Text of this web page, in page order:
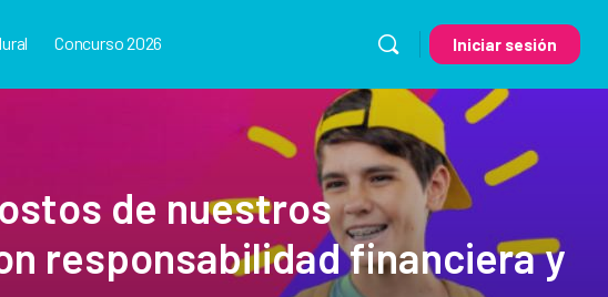
Concurso 2026 Iniciar sesión
de nuestros
responsabilidad financiera y